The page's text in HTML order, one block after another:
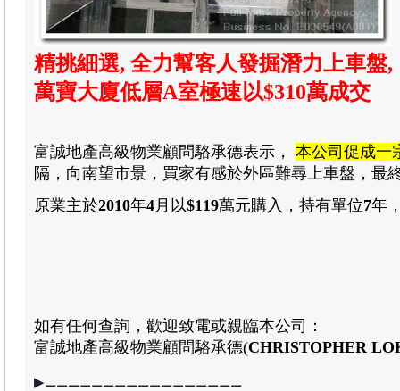
精挑細選, 全力幫客人發掘潛力上車盤,
萬寶大廈低層A室極速以$310萬成交
富誠地產高級物業顧問駱承德表示 ， 本公司促成一
隔，向南望市景 ，買家有感於外區難尋上車盤 ，最
原業主於2010年4 月以$119萬元購入 ， 持有單位7年
如有任何查詢，歡迎致電或親臨本公司：
富誠地產高級物業顧問駱承德(CHRISTOPHER
▶⚊⚊⚊⚊⚊⚊⚊⚊⚊⚊⚊⚊⚊⚊⚊⚊⚊